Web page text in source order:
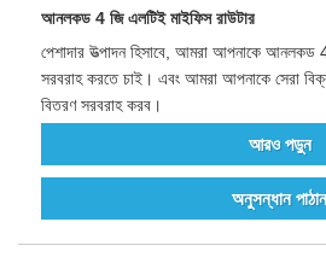
আনলকড 4 জি এলটিই মাইফিস রাউটার
পেশাদার উত্পাদন হিসাবে, আমরা আপনাকে আনলকড
সরবরাহ করতে চাই। এবং আমরা আপনাকে সেরা
বিতরণ সরবরাহ করব।
আরও পড়ুন
অনুসন্ধান পাঠান